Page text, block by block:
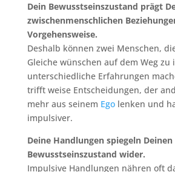
Dein Bewusstseinszustand prägt
zwischenmenschlichen
Vorgehensweise.
Deshalb können zwei Menschen,
Gleiche wünschen auf dem Weg zu
unterschiedliche Erfahrungen
trifft weise Entscheidungen, der
mehr aus seinem Egolenken und
impulsiver.
Deine Handlungen spiegeln Deinen
Bewusstseinszustand wider.
Impulsive Handlungen nähren oft